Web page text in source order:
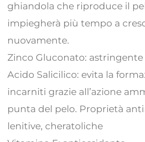
ghiandola che riproduce il
impiegherà più tempo a
nuovamente.
Zinco Gluconato:
Acido Salicilico: evita la
incarniti grazie all’azione
punta del pelo. Proprietà
lenitive, cheratoliche